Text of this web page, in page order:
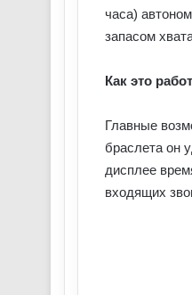
часа)
запасом
Как это
Главные
браслета он
дисплее
входящих